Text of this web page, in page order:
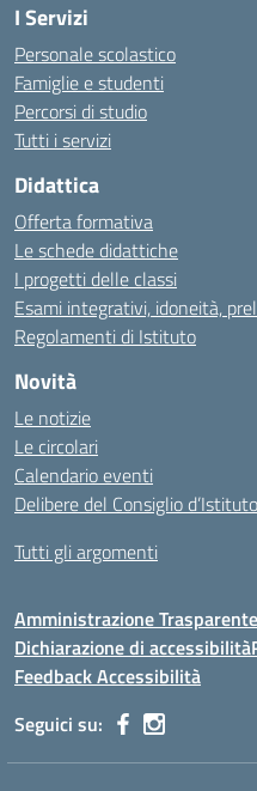
I Servizi
Personale scolastico
Famiglie e studenti
Percorsi di studio
Tutti i servizi
Didattica
Offerta formativa
Le schede didattiche
I progetti delle classi
Esami integrativi, idoneità,
Regolamenti di Istituto
Novità
Le notizie
Le circolari
Calendario eventi
Delibere del Consiglio d’Istituto
Tutti gli argomenti
Amministrazione Trasparente
Dichiarazione di accessibilità
Feedback Accessibilità
Seguici su: